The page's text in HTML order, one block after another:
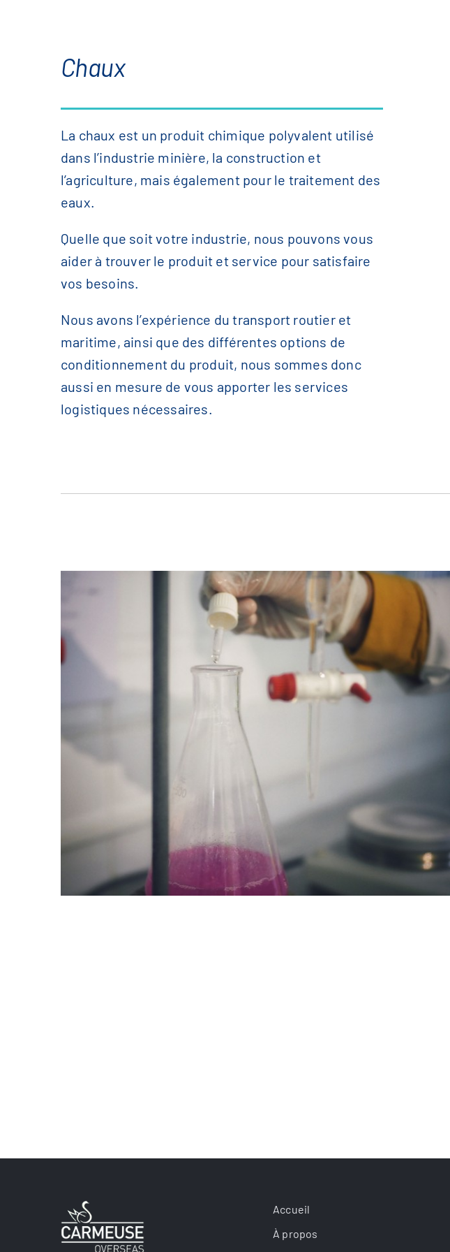
Chaux
La chaux est un produit chimique polyvalent utilisé
dans l’industrie minière, la construction et
l’agriculture, mais également pour le traitement des
eaux.
Quelle que soit votre industrie, nous pouvons vous
aider à trouver le produit et service pour satisfaire
vos besoins.
Nous avons l’expérience du transport routier et
maritime, ainsi que des différentes options de
conditionnement du produit, nous sommes donc
aussi en mesure de vous apporter les services
logistiques nécessaires.
Accueil
À propos